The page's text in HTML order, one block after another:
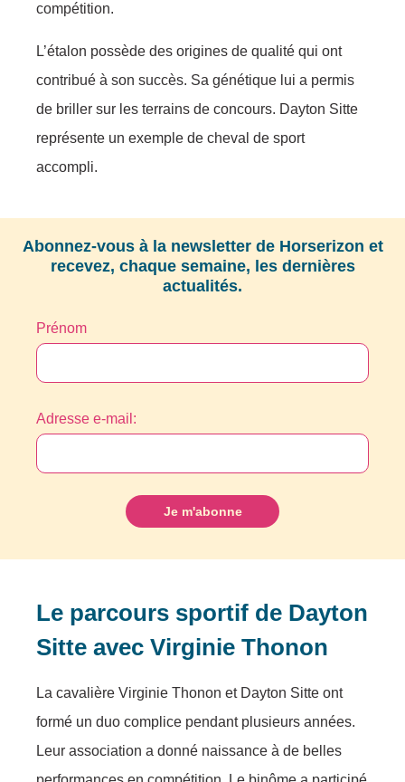
compétition.
L’étalon possède des origines de qualité qui ont
contribué à son succès. Sa génétique lui a permis
de briller sur les terrains de concours. Dayton Sitte
représente un exemple de cheval de sport
accompli.
Abonnez-vous à la newsletter de Horserizon et
recevez, chaque semaine, les dernières
actualités.
Prénom
Adresse e-mail:
Le parcours sportif de Dayton
Sitte avec Virginie Thonon
La cavalière Virginie Thonon et Dayton Sitte ont
formé un duo complice pendant plusieurs années.
Leur association a donné naissance à de belles